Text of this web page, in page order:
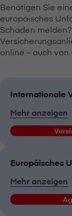
Benötigen Sie
europäisches
Schaden
online – auch von
Internationale
Mehr anzeigen
Europäisches
Mehr anzeigen